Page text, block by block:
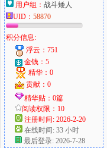
用户组： 战斗矮人
UID： 58870
积分信息:
浮云：751
金钱：5
精华：0
贡献：0
精华贴：0篇
阅读权限：10
注册时间: 2026-2-20
在线时间: 33 小时
最后登录: 2026-7-28